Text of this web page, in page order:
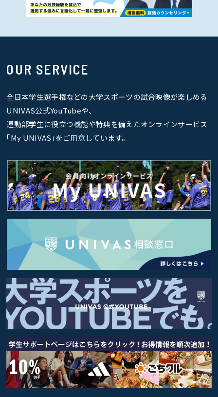
OUR SERVICE
全日本学生選手権などの大学スポーツの試合映像が楽しめる
UNIVAS公式YouTubeや、
運動部学生に役立つ機能や特典を備えたオンラインサービス
｢My UNIVAS｣をご用意しています。